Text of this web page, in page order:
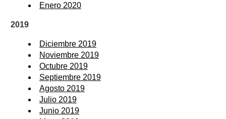
Enero 2020
2019
Diciembre 2019
Noviembre 2019
Octubre 2019
Septiembre 2019
Agosto 2019
Julio 2019
Junio 2019